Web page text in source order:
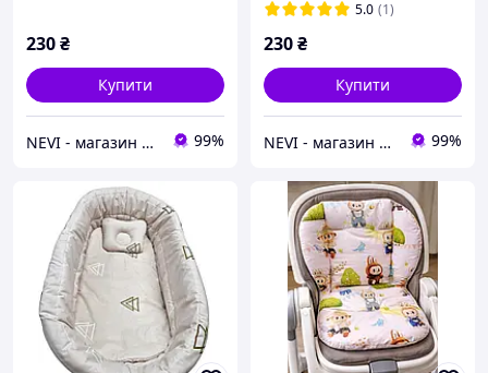
230₴
Купити
NEVI - магазин дитячих товарів 99%
5.0 (1)
230₴
Купити
NEVI - магазин дитячих товарів 99%